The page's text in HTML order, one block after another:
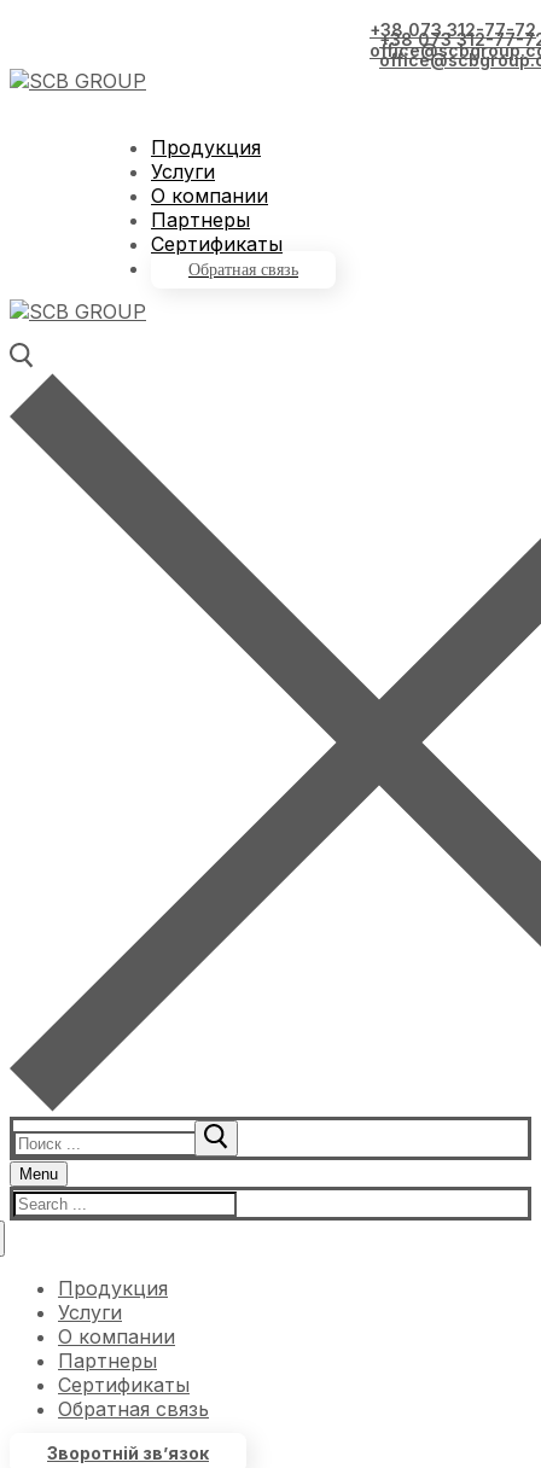
+38 073 312-77-
Продукция
Услуги
О компании
Партнеры
Сертификаты
Обратная связь
Menu
+38 073 312-77-72
Продукция
Услуги
О компании
Партнеры
Сертификаты
Обратная связь
Зворотній зв’язок